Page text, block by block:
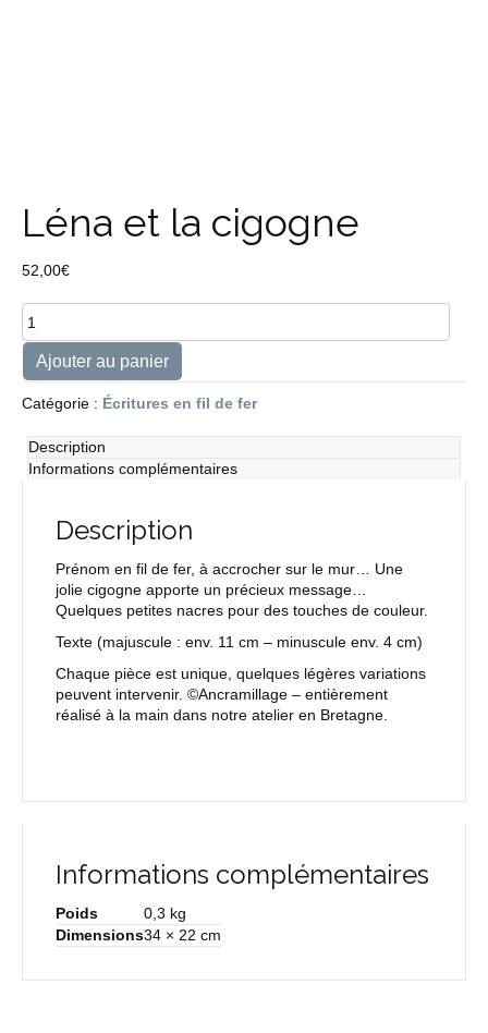
Léna et la cigogne
52,00€
quantité
de
Léna
et
la
cigogne
Ajouter au panier
Catégorie : Écritures en fil de fer
Description
Informations complémentaires
Description
Prénom en fil de fer, à accrocher sur le mur… Une
jolie cigogne apporte un précieux message…
Quelques petites nacres pour des touches de couleur.
Texte (majuscule : env. 11 cm – minuscule env. 4 cm)
Chaque pièce est unique, quelques légères variations
peuvent intervenir. ©Ancramillage – entièrement
réalisé à la main dans notre atelier en Bretagne.
Informations complémentaires
Poids
0,3 kg
Dimensions34 × 22 cm